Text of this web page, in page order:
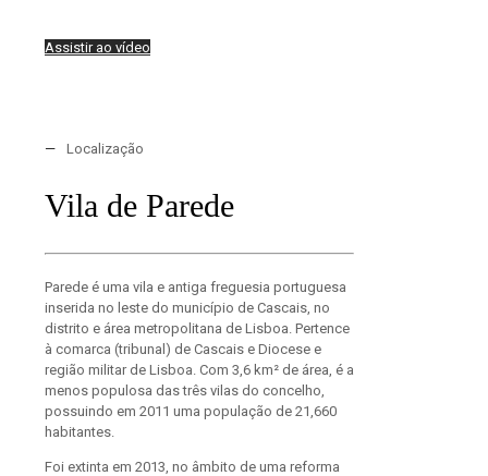
Assistir ao vídeo
— Localização
Vila de Parede
Parede é uma vila e antiga freguesia portuguesa
inserida no leste do município de Cascais, no
distrito e área metropolitana de Lisboa. Pertence
à comarca (tribunal) de Cascais e Diocese e
região militar de Lisboa. Com 3,6 km² de área, é a
menos populosa das três vilas do concelho,
possuindo em 2011 uma população de 21,660
habitantes.
Foi extinta em 2013, no âmbito de uma reforma